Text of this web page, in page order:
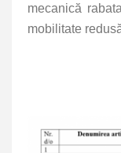
mecanică
mobilitate